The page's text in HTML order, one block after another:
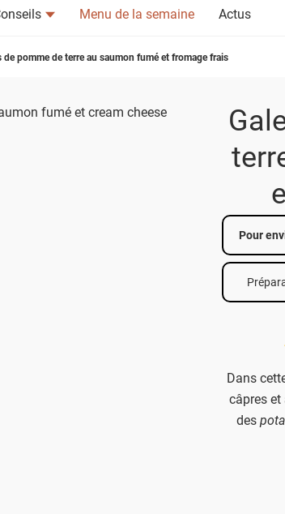
Menu de la semaine Actus
de pomme de terre au saumon fumé et fromage frais
Pour
Dans
câpres et
des